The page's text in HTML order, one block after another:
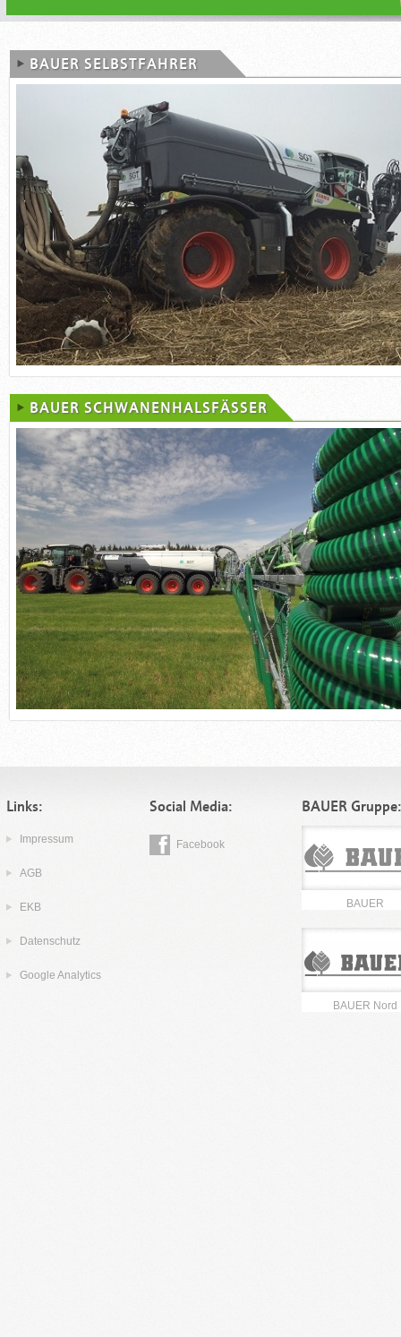
BAUER SELBSTFAHRER
BAUER SCHWANENHALSFÄSSER
Links:
Impressum
AGB
EKB
Datenschutz
Google Analytics
Social Media:
Facebook
BAUER Gruppe:
BAUER
BAUER Nord